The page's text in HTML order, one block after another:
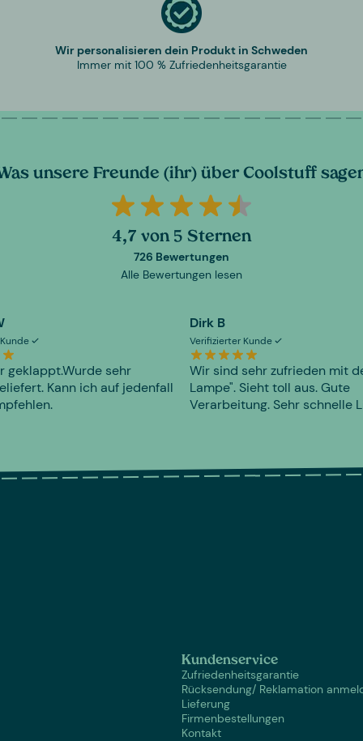
Wir personalisieren dein Produkt in Schweden
Immer mit 100 % Zufriedenheitsgarantie
unsere Freunde (ihr) über Coolstuff
4,7 von 5 Sternen
726 Bewertungen
Alle Bewertungen lesen
geklappt.Wurde sehr
Kann ich auf jedenfall
Dirk B
Verifizierter Kunde
Wir sind sehr zufrieden mit
Lampe". Sieht toll aus. Gute
Verarbeitung. Sehr schnelle
Kundenservice
Zufriedenheitsgarantie
Rücksendung/ Reklamation
Lieferung
Firmenbestellungen
Kontakt